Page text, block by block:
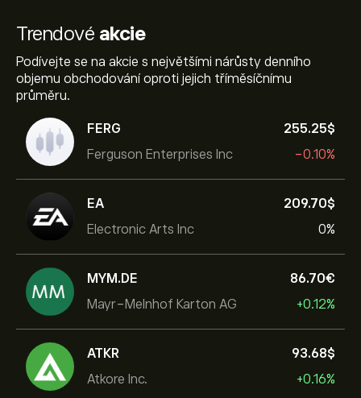
Trendové akcie
Podívejte se na akcie s největšími nárůsty denního
objemu obchodování oproti jejich tříměsíčnímu
průměru.
FERG
Ferguson Enterprises Inc
255.25‎$‎
-0.10%
EA
Electronic Arts Inc
209.70‎$‎
0%
MYM.DE
Mayr-Melnhof Karton AG
86.70‎€‎
+0.12%
ATKR
Atkore Inc.
93.68‎$‎
+0.16%